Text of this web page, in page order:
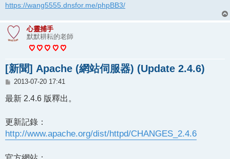
https://wang5555.dnsfor.me/phpBB3/
心靈捕手
默默耕耘的老師
[新聞] Apache (網站伺服器) (Update 2.4.6)
文
2013-07-20 17:41
最新 2.4.6 版釋出。
更新記錄：
http://www.apache.org/dist/httpd/CHANGES_2.4.6